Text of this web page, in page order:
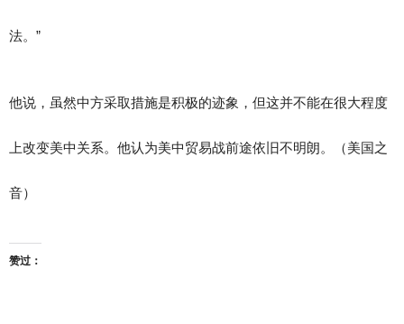
法。”
他说，虽然中方采取措施是积极的迹象，但这并不能在很大程度
上改变美中关系。他认为美中贸易战前途依旧不明朗。（美国之
音）
赞过：